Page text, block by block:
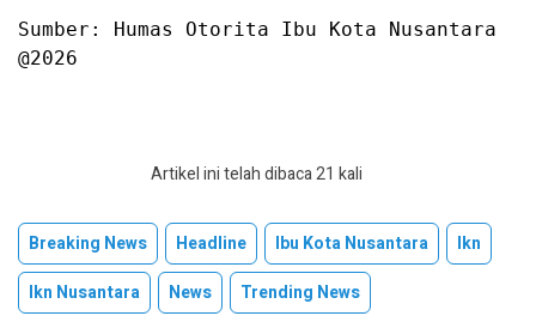
Sumber: Humas Otorita Ibu Kota Nusantara
@2026
Artikel ini telah dibaca 21 kali
Breaking News Headline Ibu Kota Nusantara
Ikn
Ikn Nusantara
News Trending News